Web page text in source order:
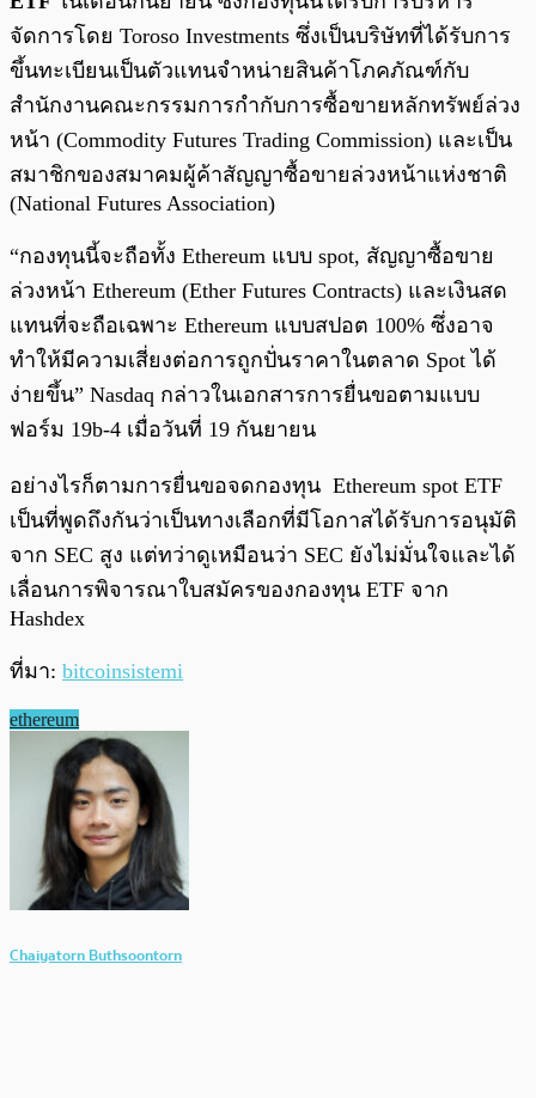
จัดการโดย Toroso Investments ซึ่งเป็นบริษัทที่ได้รับการ
ขึ้นทะเบียนเป็นตัวแทนจำหน่ายสินค้าโภคภัณฑ์กับ
สำนักงานคณะกรรมการกำกับการซื้อขายหลักทรัพย์ล่วง
หน้า (Commodity Futures Trading Commission) และเป็น
สมาชิกของสมาคมผู้ค้าสัญญาซื้อขายล่วงหน้าแห่งชาติ
(National Futures Association)
“กองทุนนี้จะถือทั้ง Ethereum แบบ spot, สัญญาซื้อขาย
ล่วงหน้า Ethereum (Ether Futures Contracts) และเงินสด
แทนที่จะถือเฉพาะ Ethereum แบบสปอต 100% ซึ่งอาจ
ทำให้มีความเสี่ยงต่อการถูกปั่นราคาในตลาด Spot ได้
ง่ายขึ้น” Nasdaq กล่าวในเอกสารการยื่นขอตามแบบ
ฟอร์ม 19b-4 เมื่อวันที่ 19 กันยายน
อย่างไรก็ตามการยื่นขอจดกองทุน Ethereum spot ETF
เป็นที่พูดถึงกันว่าเป็นทางเลือกที่มีโอกาสได้รับการอนุมัติ
จาก SEC สูง แต่ทว่าดูเหมือนว่า SEC ยังไม่มั่นใจและได้
เลื่อนการพิจารณาใบสมัครของกองทุน ETF จาก
Hashdex
ที่มา: bitcoinsistemi
ethereum
Chaiyatorn Buthsoontorn